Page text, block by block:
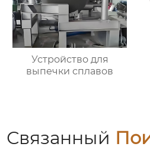
Устройство для
выпечки сплавов
Связанный